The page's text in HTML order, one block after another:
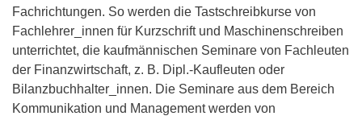
Fachrichtungen. So werden die Tastschreibkurse von
Fachlehrer_innen für Kurzschrift und Maschinenschreiben
unterrichtet, die kaufmännischen Seminare von Fachleuten
der Finanzwirtschaft, z. B. Dipl.-Kaufleuten oder
Bilanzbuchhalter_innen. Die Seminare aus dem Bereich
Kommunikation und Management werden von